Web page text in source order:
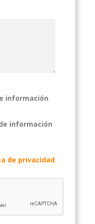
información
información
de privacidad